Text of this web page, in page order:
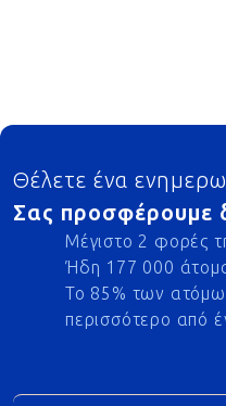
Footer
Θέλετε ένα
Σας προσφέρουμε
Μέγιστο 2 φορές
Ήδη 177 000
Το 85% των
περισσότερο από